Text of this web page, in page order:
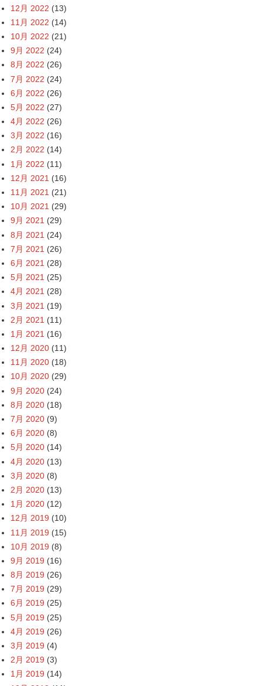
12月 2022 (13)
11月 2022 (14)
10月 2022 (21)
9月 2022 (24)
8月 2022 (26)
7月 2022 (24)
6月 2022 (26)
5月 2022 (27)
4月 2022 (26)
3月 2022 (16)
2月 2022 (14)
1月 2022 (11)
12月 2021 (16)
11月 2021 (21)
10月 2021 (29)
9月 2021 (29)
8月 2021 (24)
7月 2021 (26)
6月 2021 (28)
5月 2021 (25)
4月 2021 (28)
3月 2021 (19)
2月 2021 (11)
1月 2021 (16)
12月 2020 (11)
11月 2020 (18)
10月 2020 (29)
9月 2020 (24)
8月 2020 (18)
7月 2020 (9)
6月 2020 (8)
5月 2020 (14)
4月 2020 (13)
3月 2020 (8)
2月 2020 (13)
1月 2020 (12)
12月 2019 (10)
11月 2019 (15)
10月 2019 (8)
9月 2019 (16)
8月 2019 (26)
7月 2019 (29)
6月 2019 (25)
5月 2019 (25)
4月 2019 (26)
3月 2019 (4)
2月 2019 (3)
1月 2019 (14)